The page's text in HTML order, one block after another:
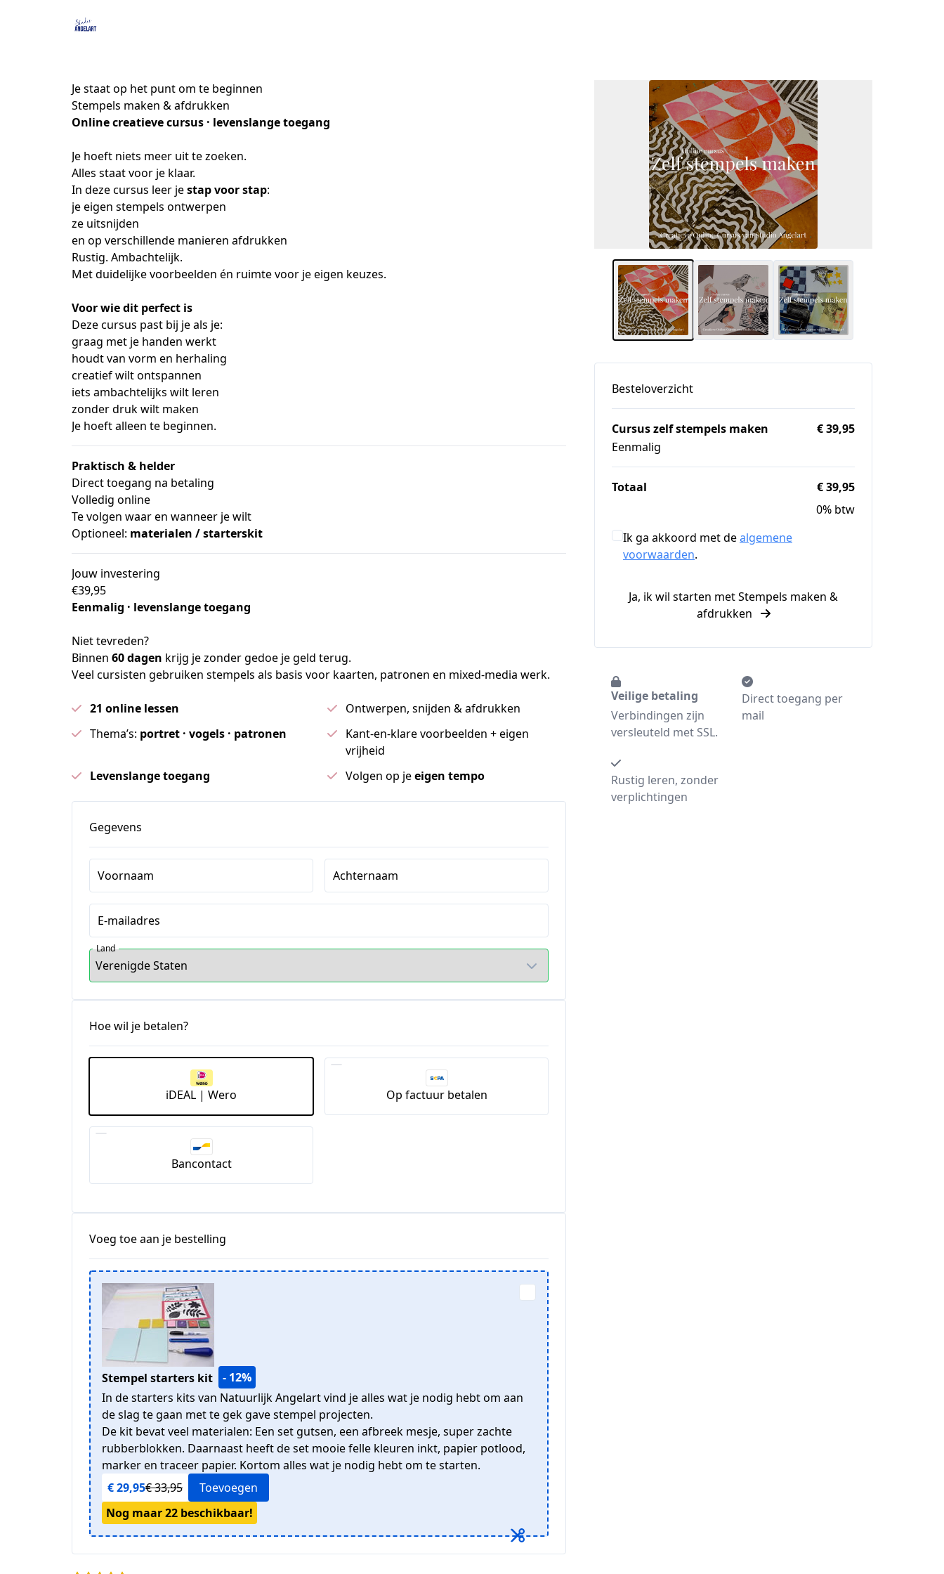
Je staat op het punt om te beginnen
Stempels maken & afdrukken
Online creatieve cursus · levenslange toegang
Je hoeft niets meer uit te zoeken.
Alles staat voor je klaar.
In deze cursus leer je stap voor stap:
je eigen stempels ontwerpen
ze uitsnijden
en op verschillende manieren afdrukken
Rustig. Ambachtelijk.
Met duidelijke voorbeelden én ruimte voor je eigen keuzes.
Voor wie dit perfect is
Deze cursus past bij je als je:
graag met je handen werkt
houdt van vorm en herhaling
creatief wilt ontspannen
iets ambachtelijks wilt leren
zonder druk wilt maken
Je hoeft alleen te beginnen.
Praktisch & helder
Direct toegang na betaling
Volledig online
Te volgen waar en wanneer je wilt
Optioneel: materialen / starterskit
Jouw investering
€39,95
Eenmalig · levenslange toegang
Niet tevreden?
Binnen 60 dagen krijg je zonder gedoe je geld terug.
Veel cursisten gebruiken stempels als basis voor kaarten, patronen en mixed-media werk.
21 online lessen
Ontwerpen, snijden & afdrukken
Thema’s: portret · vogels · patronen
Kant-en-klare voorbeelden + eigen
vrijheid
Levenslange toegang
Volgen op jeeigen tempo
Gegevens
Voornaam Achternaam
E-mailadres
Land
Hoe wil je betalen?
iDEAL | Wero Op factuur betalen
Bancontact
Voeg toe aan je bestelling
Stempel starters kit
- 12%
In de starters kits van Natuurlijk Angelart vind je alles wat je nodig hebt om aan
de slag te gaan met te gek gave stempel projecten.
De kit bevat veel materialen: Een set gutsen, een afbreek mesje, super zachte
rubberblokken. Daarnaast heeft de set mooie felle kleuren inkt, papier potlood,
marker en traceer papier. Kortom alles wat je nodig hebt om te starten.
€ 29,95€ 33,95
Toevoegen
Nog maar 22 beschikbaar!
Besteloverzicht
Cursus zelf stempels maken
Eenmalig
€ 39,95
Totaal
€ 39,95
0% btw
Ik ga akkoord met dealgemene
voorwaarden.
Ja, ik wil starten met Stempels maken &
afdrukken
Veilige betaling
Verbindingen zijn
versleuteld met SSL.
Direct toegang per
mail
Rustig leren, zonder
verplichtingen